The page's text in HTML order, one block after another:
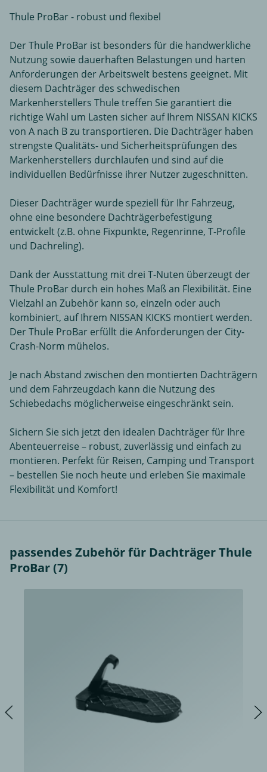
Thule ProBar - robust und flexibel
Der Thule ProBar ist besonders für die handwerkliche
Nutzung sowie dauerhaften Belastungen und harten
Anforderungen der Arbeitswelt bestens geeignet. Mit
diesem Dachträger des schwedischen
Markenherstellers Thule treffen Sie garantiert die
richtige Wahl um Lasten sicher auf Ihrem NISSAN KICKS
von A nach B zu transportieren. Die Dachträger haben
strengste Qualitäts- und Sicherheitsprüfungen des
Markenherstellers durchlaufen und sind auf die
individuellen Bedürfnisse ihrer Nutzer zugeschnitten.
Dieser Dachträger wurde speziell für Ihr Fahrzeug,
ohne eine besondere Dachträgerbefestigung
entwickelt (z.B. ohne Fixpunkte, Regenrinne, T-Profile
und Dachreling).
Dank der Ausstattung mit drei T-Nuten überzeugt der
Thule ProBar durch ein hohes Maß an Flexibilität. Eine
Vielzahl an Zubehör kann so, einzeln oder auch
kombiniert, auf Ihrem NISSAN KICKS montiert werden.
Der Thule ProBar erfüllt die Anforderungen der City-
Crash-Norm mühelos.
Je nach Abstand zwischen den montierten Dachträgern
und dem Fahrzeugdach kann die Nutzung des
Schiebedachs möglicherweise eingeschränkt sein.
Sichern Sie sich jetzt den idealen Dachträger für Ihre
Abenteuerreise – robust, zuverlässig und einfach zu
montieren. Perfekt für Reisen, Camping und Transport
– bestellen Sie noch heute und erleben Sie maximale
Flexibilität und Komfort!
passendes Zubehör für Dachträger Thule
ProBar (7)